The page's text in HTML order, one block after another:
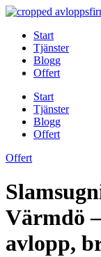
Skip
contentStart
Tjänster
Blogg
Offert
Start
Tjänster
Blogg
Offert
Offert
Värmdö
avlopp,